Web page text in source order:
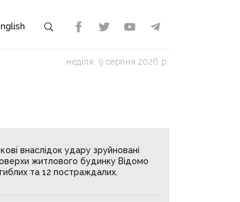
неділя, 9 серпня 2026 р.
внаслідок удару зруйновані
житлового будинку Відомо
та 12 постраждалих.